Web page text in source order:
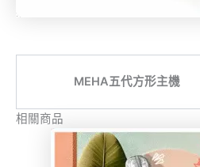
MEHA五代方形主機
相關商品